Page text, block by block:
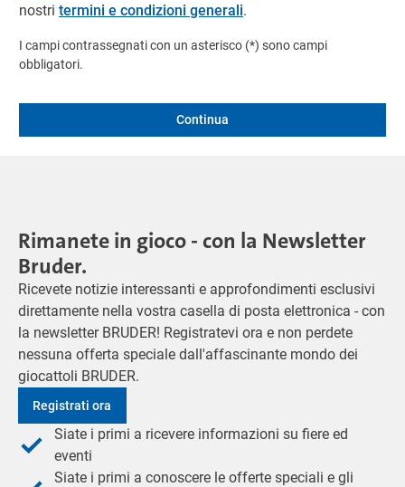
nostri termini e condizioni generali.
I campi contrassegnati con un asterisco (*) sono campi
obbligatori.
Continua
Rimanete in gioco - con la Newsletter
Bruder.
Ricevete notizie interessanti e approfondimenti esclusivi
direttamente nella vostra casella di posta elettronica - con
la newsletter BRUDER! Registratevi ora e non perdete
nessuna offerta speciale dall'affascinante mondo dei
giocattoli BRUDER.
Registrati ora
Siate i primi a ricevere informazioni su fiere ed
eventi
Siate i primi a conoscere le offerte speciali e gli